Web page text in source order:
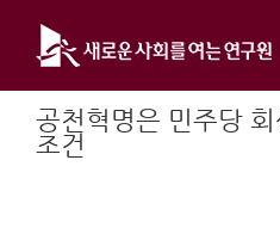
content
공천혁명은 민주당
조건